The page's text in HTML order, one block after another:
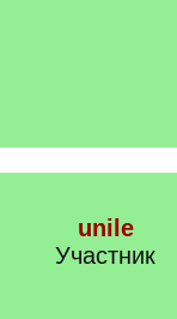
unile
Участник